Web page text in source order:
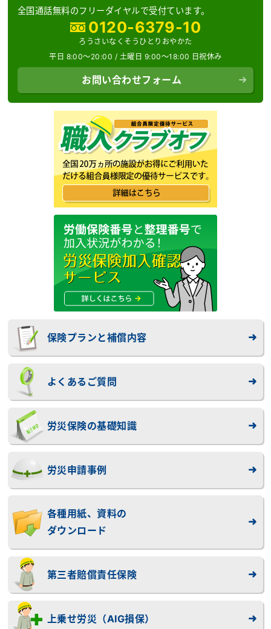
全国通話無料のフリーダイヤルで受付ています。
0120-6379-10
ろうさいなくそうひとりおやかた
平日 8:00～20:00 / 土曜日 9:00～18:00 日祝休み
お問い合わせフォーム
保険プランと補償内容
よくあるご質問
労災保険の基礎知識
労災申請事例
各種用紙、資料の
ダウンロード
第三者賠償責任保険
上乗せ労災（AIG損保）